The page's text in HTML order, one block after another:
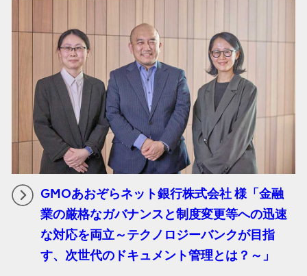
GMOあおぞらネット銀行株式会社 様「金融
業の厳格なガバナンスと制度変更等への迅速
な対応を両立～テクノロジーバンクが目指
す、次世代のドキュメント管理とは？～」